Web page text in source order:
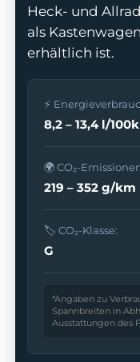
Heck- und
als
erhältlich ist.
⚡
8,2 – 13,4 l/
🌍 CO₂-
219 – 352 g/km
🏷️ CO₂-Klasse:
G
*Angaben zu
Spannbreiten in
Ausstattungen des